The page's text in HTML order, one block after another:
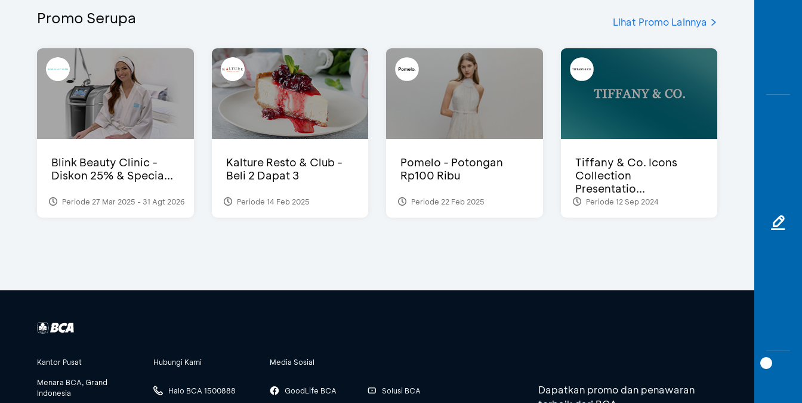
Promo Serupa Lihat Promo Lainnya
Blink Beauty Clinic -
Diskon 25% & Specia...
Periode 27 Mar 2025 - 31 Agt 2026
Kalture Resto & Club -
Beli 2 Dapat 3
Periode 14 Feb 2025
Pomelo - Potongan
Rp100 Ribu
Periode 22 Feb 2025
Tiffany & Co. Icons
Collection
Presentatio...
Periode 12 Sep 2024
Kantor Pusat
Menara BCA, Grand
Indonesia
Hubungi Kami
Halo BCA 1500888
Media Sosial
GoodLife BCA Solusi BCA
Dapatkan promo dan penawaran